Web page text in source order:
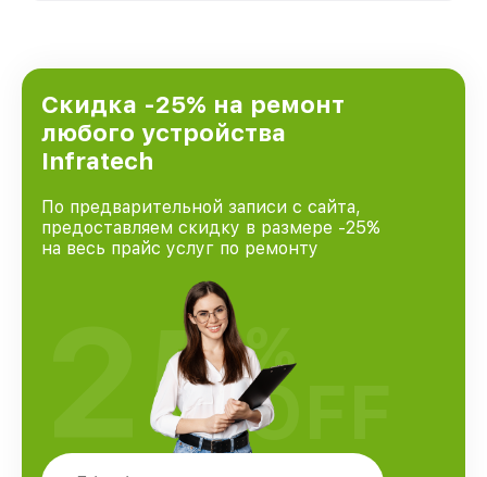
городе Санкт-Петербурге, постоянно
повышая уровень доверия и лояльности
наших клиентов.
Скидка -25% на ремонт
любого устройства
Infratech
По предварительной записи с сайта,
предоставляем скидку в размере -25%
на весь прайс услуг по ремонту
25%
OFF